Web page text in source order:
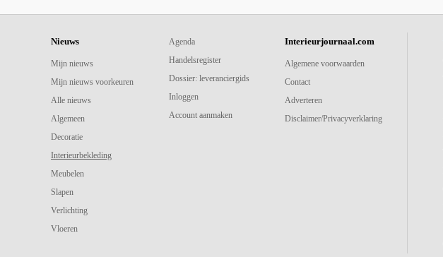
Nieuws
Mijn nieuws
Mijn nieuws voorkeuren
Alle nieuws
Algemeen
Decoratie
Interieurbekleding
Meubelen
Slapen
Verlichting
Vloeren
Agenda
Handelsregister
Dossier: leveranciergids
Inloggen
Account aanmaken
Interieurjournaal.com
Algemene voorwaarden
Contact
Adverteren
Disclaimer/Privacyverklaring